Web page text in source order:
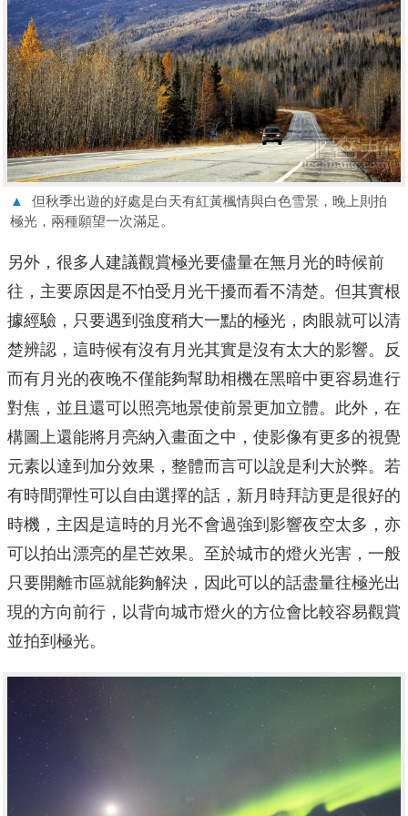
▲
但秋季出遊的好處是白天有紅黃楓情與白色雪景，晚上則拍
極光，兩種願望一次滿足。
另外，很多人建議觀賞極光要儘量在無月光的時候前
往，主要原因是不怕受月光干擾而看不清楚。但其實根
據經驗，只要遇到強度稍大一點的極光，肉眼就可以清
楚辨認，這時候有沒有月光其實是沒有太大的影響。反
而有月光的夜晚不僅能夠幫助相機在黑暗中更容易進行
對焦，並且還可以照亮地景使前景更加立體。此外，在
構圖上還能將月亮納入畫面之中，使影像有更多的視覺
元素以達到加分效果，整體而言可以說是利大於弊。若
有時間彈性可以自由選擇的話，新月時拜訪更是很好的
時機，主因是這時的月光不會過強到影響夜空太多，亦
可以拍出漂亮的星芒效果。至於城市的燈火光害，一般
只要開離市區就能夠解決，因此可以的話盡量往極光出
現的方向前行，以背向城市燈火的方位會比較容易觀賞
並拍到極光。